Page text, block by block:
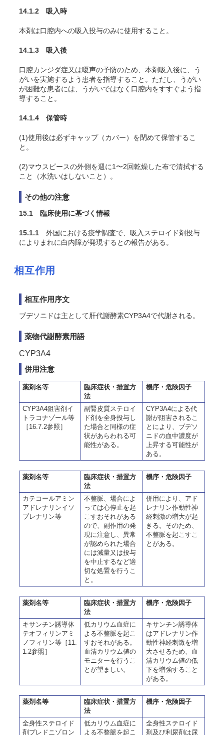
14.1.2 吸入時
本剤は口腔内への吸入投与のみに使用すること。
14.1.3 吸入後
口腔カンジダ症又は嗄声の予防のため、本剤吸入後に、う
がいを実施するよう患者を指導すること。ただし、うがい
が困難な患者には、うがいではなく口腔内をすすぐよう指
導すること。
14.1.4 保管時
(1)使用後は必ずキャップ（カバー）を閉めて保管するこ
と。
(2)マウスピースの外側を週に1〜2回乾燥した布で清拭する
こと（水洗いはしないこと）。
その他の注意
15.1 臨床使用に基づく情報
15.1.1 外国における疫学調査で、吸入ステロイド剤投与
によりまれに白内障が発現するとの報告がある。
相互作用
相互作用序文
ブデソニドは主として肝代謝酵素CYP3A4で代謝される。
薬物代謝酵素用語
CYP3A4
併用注意
薬剤名等
臨床症状・措置方
法
機序・危険因子
CYP3A4阻害剤イ
トラコナゾール等
［16.7.2参照］
副腎皮質ステロイ
ド剤を全身投与し
た場合と同様の症
状があらわれる可
能性がある。
CYP3A4による代
謝が阻害されるこ
とにより、ブデソ
ニドの血中濃度が
上昇する可能性が
ある。
薬剤名等
臨床症状・措置方
法
機序・危険因子
カテコールアミン
アドレナリンイソ
プレナリン等
不整脈、場合によ
っては心停止を起
こすおそれがある
ので、副作用の発
現に注意し、異常
が認められた場合
には減量又は投与
を中止するなど適
切な処置を行うこ
と。
併用により、アド
レナリン作動性神
経刺激の増大が起
きる。そのため、
不整脈を起こすこ
とがある。
薬剤名等
臨床症状・措置方
法
機序・危険因子
キサンチン誘導体
テオフィリンアミ
ノフィリン等［11.
1.2参照］
低カリウム血症に
よる不整脈を起こ
すおそれがある。
血清カリウム値の
モニターを行うこ
とが望ましい。
キサンチン誘導体
はアドレナリン作
動性神経刺激を増
大させるため、血
清カリウム値の低
下を増強すること
がある。
薬剤名等
臨床症状・措置方
法
機序・危険因子
全身性ステロイド
剤プレドニゾロン
低カリウム血症に
よる不整脈を起こ
全身性ステロイド
剤及び利尿剤は尿